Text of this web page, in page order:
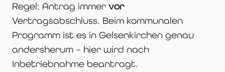
Regel: Antrag immer vor
Vertragsabschluss. Beim kommunalen
Programm ist es in Gelsenkirchen genau
andersherum – hier wird nach
Inbetriebnahme beantragt.